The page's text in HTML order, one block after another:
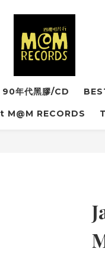
90年代黑膠/CD
M@M RECORDS